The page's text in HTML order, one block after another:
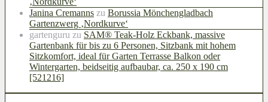
Janina Cremanns zu Borussia Mönchengladbach
Gartenzwerg ‚Nordkurve‘
gartenguru zu SAM® Teak-Holz Eckbank, massive
Gartenbank für bis zu 6 Personen, Sitzbank mit hohem
Sitzkomfort, ideal für Garten Terrasse Balkon oder
Wintergarten, beidseitig aufbaubar, ca. 250 x 190 cm
[521216]